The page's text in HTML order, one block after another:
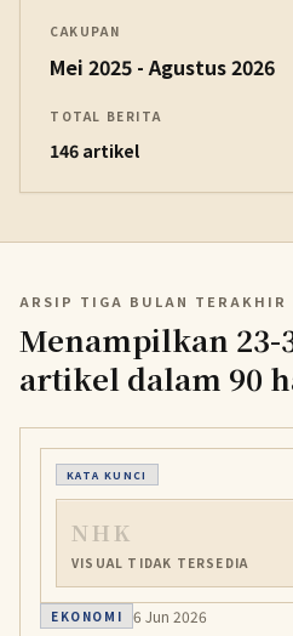
CAKUPAN
Mei 2025 - Agustus 2026
TOTAL BERITA
146 artikel
ARSIP TIGA BULAN TERAKHIR
Menampilkan 23-
artikel dalam 90
KATA KUNCI
NHK
VISUAL TIDAK TERSEDIA
EKONOMI 6 Jun 2026